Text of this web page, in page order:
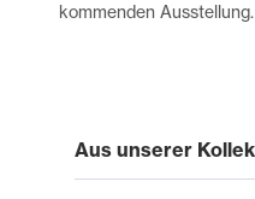
kommenden Ausstellung.